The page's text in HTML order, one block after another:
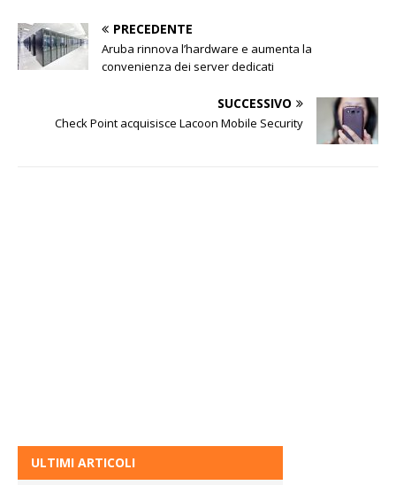
PRECEDENTE
Aruba rinnova l’hardware e aumenta la
convenienza dei server dedicati
SUCCESSIVO
Check Point acquisisce Lacoon Mobile Security
ULTIMI ARTICOLI